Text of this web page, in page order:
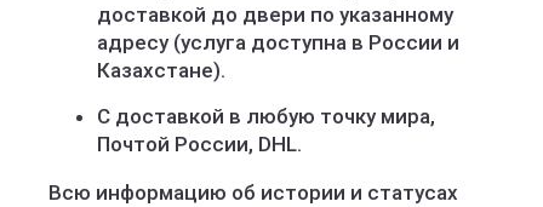
доставкой до двери по указанному
адресу (услуга доступна в России и
Казахстане).
С доставкой в любую точку мира,
Почтой России, DHL.
Всю информацию об истории и статусах